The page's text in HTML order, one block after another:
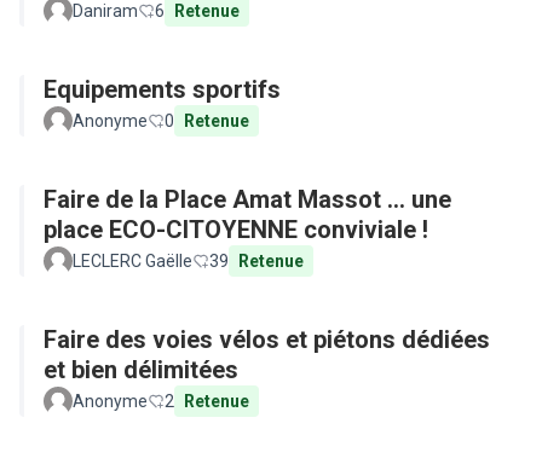
Daniram 6 Retenue
Equipements sportifs
Anonyme 0 Retenue
Faire de la Place Amat Massot ... une
place ECO-CITOYENNE conviviale !
LECLERC Gaëlle 39 Retenue
Faire des voies vélos et piétons dédiées
et bien délimitées
Anonyme 2 Retenue